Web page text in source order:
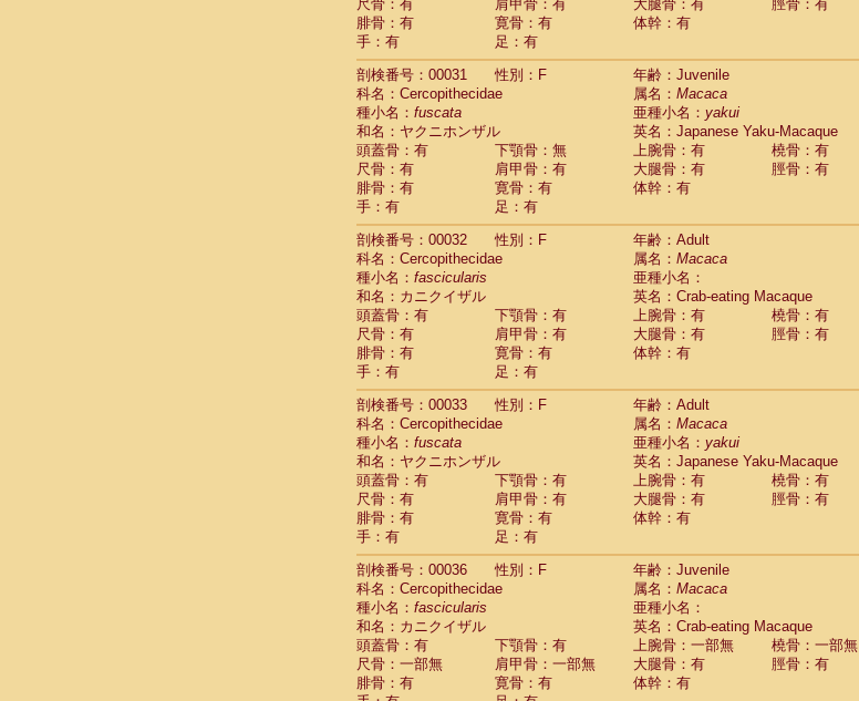
Pitheciidae Callicebus
Pitheciidae Chiropotes satanas
Pitheciidae Pithecia monachus
Pitheciidae Pithecia pithecia (0)
Cercopithecidae Cercocebus agilis (0)
Cercopithecidae Cercocebus galeritus chrysogaster
Cercopithecidae Cercocebus torquatus atys (0)
CercopithecidaeCercocebus torquatus lunulatus(1)
CercopithecidaeCercocebus torquatus torquatus(0)
CercopithecidaeCercocebus hybrid(2)
CercopithecidaeCercocebus
CercopithecidaeLophocebus albigena(0)
Cercopithecidae (1)
Cercopithecidae Papio cynocephalus (7)
Cercopithecidae Papio hamadryas(1)
CercopithecidaePapio papio
CercopithecidaePapio
CercopithecidaeMandrillus leucophaeus
CercopithecidaeMandrillus sphinx
CercopithecidaeTheropithecus gelada(0)
CercopithecidaeMacaca arctoides(3)
Cercopithecidae Macaca assamensis
Cercopithecidae Macaca brunnescens (0)
CercopithecidaeMacaca cyclopis (17)
CercopithecidaeMacaca fascicularis (313)
CercopithecidaeMacaca fuscaca fuscata
CercopithecidaeMacaca fuscata yakui
CercopithecidaeMacaca fuscatahybrid(1)
CercopithecidaeMacaca maura(3)
Cercopithecidae Macaca mulatta(56)
Cercopithecidae Macaca nemestrina(3)
Cercopithecidae Macaca nigra(0)
CercopithecidaeMacaca radiata(27)
CercopithecidaeMacaca silenus(0)
CercopithecidaeMacaca sinica (1)
尺骨：有
肩甲骨：有 大腿骨：有
脛骨：有
腓骨：有
寛骨：有
体幹：有
手：有
足：有
剖検番号：00031
性別：F
年齢：Juvenile
科名：Cercopithecidae
属名： Macaca
種小名： fuscata 亜種小名： yakui
和名：ヤクニホンザル
英名：Japanese Yaku-Macaque
頭蓋骨：有
下顎骨：無 上腕骨：有
橈骨：有
尺骨：有
肩甲骨：有 大腿骨：有
脛骨：有
腓骨：有
寛骨：有
体幹：有
手：有
足：有
剖検番号：00032
性別：F
年齢：Adult
科名：Cercopithecidae
属名： Macaca
種小名： fascicularis
亜種小名：
和名：カニクイザル
英名：Crab-eating Macaque
頭蓋骨：有
下顎骨：有 上腕骨：有
橈骨：有
尺骨：有
肩甲骨：有 大腿骨：有
脛骨：有
腓骨：有
寛骨：有
体幹：有
手：有
足：有
剖検番号：00033
性別：F
年齢：Adult
科名：Cercopithecidae
属名： Macaca
種小名： fuscata 亜種小名： yakui
和名：ヤクニホンザル
英名：Japanese Yaku-Macaque
頭蓋骨：有
下顎骨：有 上腕骨：有
橈骨：有
尺骨：有
肩甲骨：有 大腿骨：有
脛骨：有
腓骨：有
寛骨：有
体幹：有
手：有
足：有
剖検番号：00036
性別：F
年齢：Juvenile
科名：Cercopithecidae
属名： Macaca
種小名： fascicularis
亜種小名：
和名：カニクイザル
英名：Crab-eating Macaque
頭蓋骨：有
下顎骨：有 上腕骨：一部無
橈骨：一部無
尺骨：一部無
肩甲骨：一部無 大腿骨：有
脛骨：有
腓骨：有
寛骨：有
体幹：有